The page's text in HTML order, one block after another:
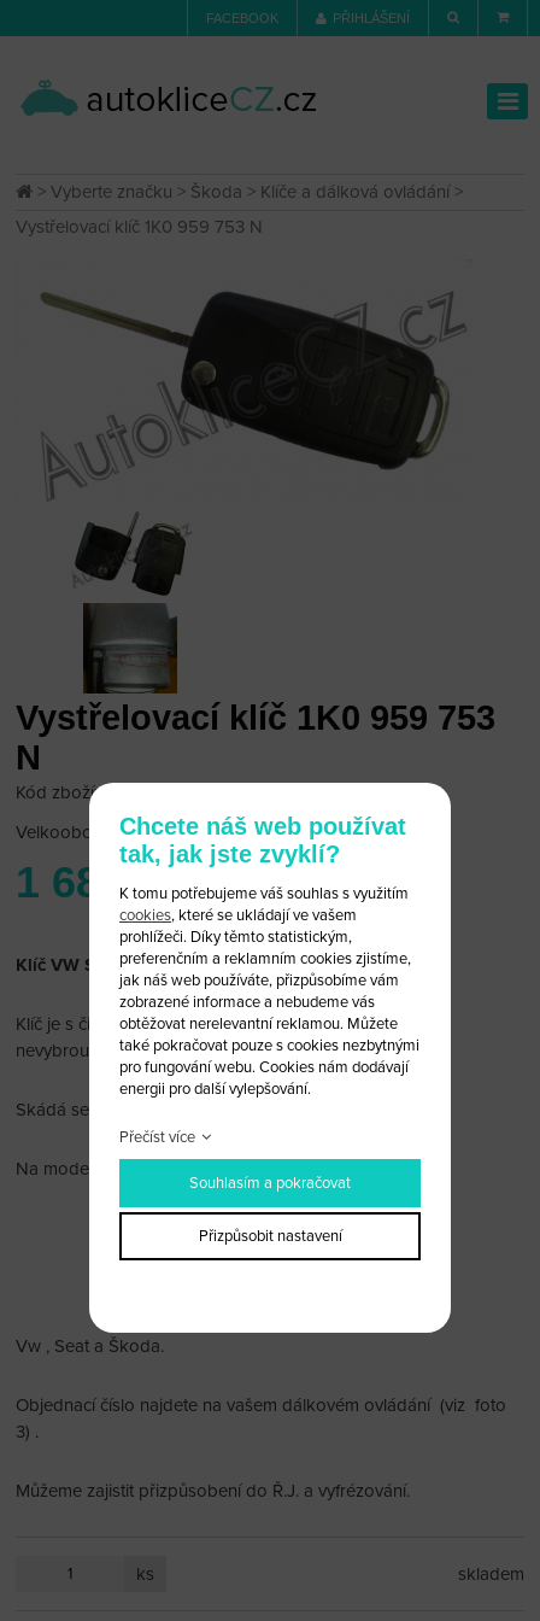
FACEBOOK PŘIHLÁŠENÍ
>Vyberte značku > Škoda > Klíče a dálková ovládání>
Vystřelovací klíč 1K0 959 753 N
Vystřelovací klíč 1K0 959 753
N
Kód zboží: SKD/KN
Velkoobchodní cena:po přihlášení
1 680 Kč
Klíč VW Seat Škoda 3 tlačítka 1K0 959 753 N
Klíč je s čipem immobiliseru, dálkovým ovládáním a
nevybroušenou planžetou.
Skádá se ze 2 částí (obr 4)
Na modely: Fabia 2008-2011
Octavia 2009-2011
Vw , Seat a Škoda.
Objednací číslo najdete na vašem dálkovém ovládání (viz foto
3) .
Můžeme zajistit přizpůsobení do Ř.J. a vyfrézování.
ks skladem
Chcete náš web používat
tak, jak jste zvyklí?
K tomu potřebujeme váš souhlas s využitím
cookies, které se ukládají ve vašem
prohlížeči. Díky těmto statistickým,
preferenčním a reklamním cookies zjistíme,
jak náš web používáte, přizpůsobíme vám
zobrazené informace a nebudeme vás
obtěžovat nerelevantní reklamou. Můžete
také pokračovat pouze s cookies nezbytnými
pro fungování webu. Cookies nám dodávají
energii pro další vylepšování.
Přečíst více
Souhlasím a pokračovat
Přizpůsobit nastavení